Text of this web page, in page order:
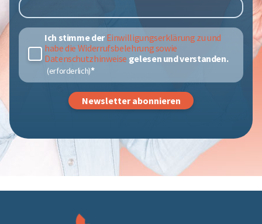
Ich stimme derEinwilligungserklärung zu und
habe die Widerrufsbelehrung sowie
Datenschutzhinweise gelesen und verstanden.
*